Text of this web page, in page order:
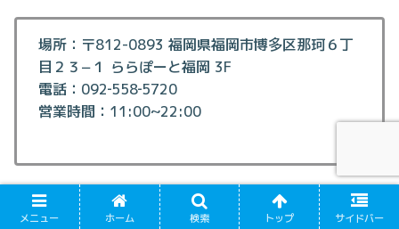
場所：〒812-0893 福岡県福岡市博多区那珂６丁
目２３−１ ららぽーと福岡 3F
電話：092‐558‐5720
営業時間：11:00~22:00
メニュー ホーム 検索 トップ サイドバー